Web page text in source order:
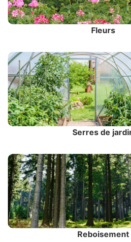
Fleurs
Serres de
Reboisement